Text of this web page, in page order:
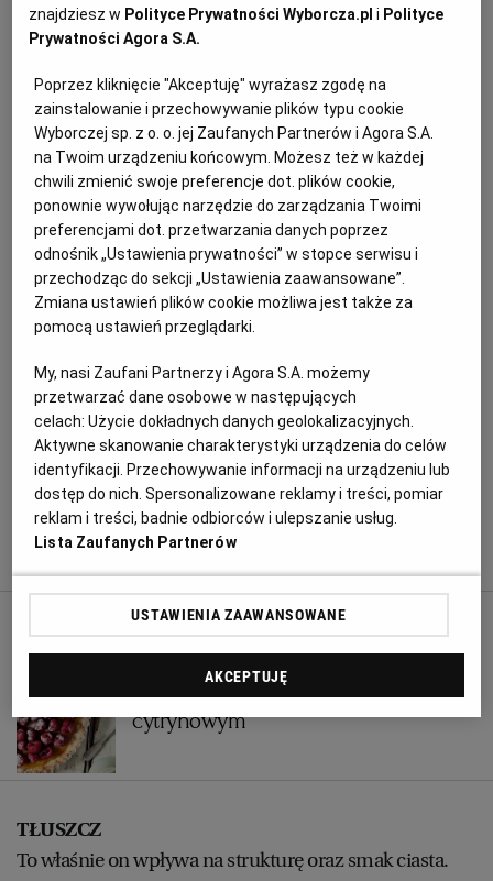
PŁOCK
POZNAŃ
RADOM
RYBNIK
RZESZÓW
SOSNOWIEC
SZCZECIN
TORUŃ
TRÓJMIASTO
POGODA
PODRÓŻE
WIDEO
FORUM
Jedyne, co musimy zrobić, żeby się udało, to trzymać
się kilku sprawdzonych zasad.
Składniki do kruchego ciasta
MĄKA
W większości przepisów z wykorzystaniem kruchego
i półkruchego ciasta używamy mąki pszennej typu 450,
choć dobrym surowcem jest również mieszanka
drobno mielonej mąki pszennej z grubszą krupczatką
z mąki razowej, takie ciasto staje się jednak cięższe od
tradycyjnego i bardziej się kruszy.
Rada:jeśli robimy słodkie wypieki, np. babeczki lub
rogaliki, warto również poeksperymentować,
zastępując część mąki mielonymi migdałami lub
orzechami.
CZYTAJ TAKŻE:
Tarta z malinami i kremem
cytrynowym
TŁUSZCZ
To właśnie on wpływa na strukturę oraz smak ciasta.
znajdziesz w Polityce Prywatności Wyborcza.pl i Polityce
Prywatności Agora S.A.
Poprzez kliknięcie "Akceptuję" wyrażasz zgodę na
zainstalowanie i przechowywanie plików typu cookie
Wyborczej sp. z o. o. jej Zaufanych Partnerów i Agora S.A.
na Twoim urządzeniu końcowym. Możesz też w każdej
chwili zmienić swoje preferencje dot. plików cookie,
ponownie wywołując narzędzie do zarządzania Twoimi
preferencjami dot. przetwarzania danych poprzez
odnośnik „Ustawienia prywatności” w stopce serwisu i
przechodząc do sekcji „Ustawienia zaawansowane”.
Zmiana ustawień plików cookie możliwa jest także za
pomocą ustawień przeglądarki.
My, nasi Zaufani Partnerzy i Agora S.A. możemy
przetwarzać dane osobowe w następujących
celach:Użycie dokładnych danych geolokalizacyjnych.
Aktywne skanowanie charakterystyki urządzenia do celów
identyfikacji. Przechowywanie informacji na urządzeniu lub
dostęp do nich. Spersonalizowane reklamy i treści, pomiar
reklam i treści, badnie odbiorców i ulepszanie usług.
Lista Zaufanych Partnerów
USTAWIENIA ZAAWANSOWANE
AKCEPTUJĘ